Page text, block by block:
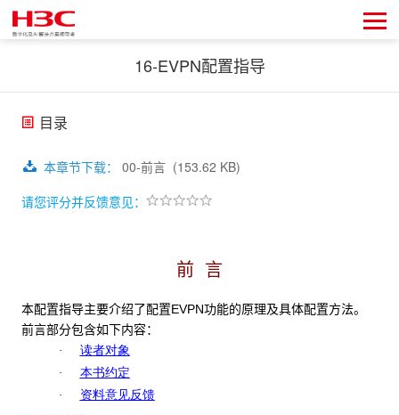
16-EVPN配置指导
目录
本章节下载： 00-前言 (153.62 KB)
请您评分并反馈意见：
前 言
本配置指导主要介绍了配置EVPN功能的原理及具体配置方法。
前言部分包含如下内容：
· 读者对象
· 本书约定
· 资料意见反馈